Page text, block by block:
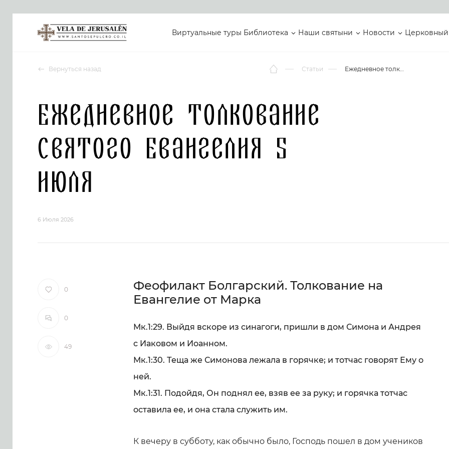
Виртуальные туры Библиотека Наши святыни Новости Церковный
Вернуться назад Статьи Ежедневное толкование Святого Евангелия 5 июля
Ежедневное толкование
Святого Евангелия 5
июля
6 Июля 2026
0
0
49
Феофилакт Болгарский. Толкование на
Евангелие от Марка
Мк.1:29. Выйдя вскоре из синагоги, пришли в дом Симона и Андрея
с Иаковом и Иоанном.
Мк.1:30. Теща же Симонова лежала в горячке; и тотчас говорят Ему о
ней.
Мк.1:31. Подойдя, Он поднял ее, взяв ее за руку; и горячка тотчас
оставила ее, и она стала служить им.
К вечеру в субботу, как обычно было, Господь пошел в дом учеников